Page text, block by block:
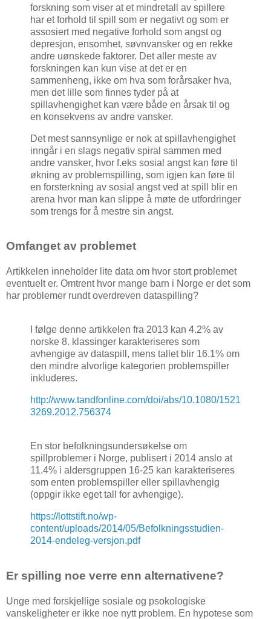
forskning som viser at et mindretall av spillere
har et forhold til spill som er negativt og som er
assosiert med negative forhold som angst og
depresjon, ensomhet, søvnvansker og en rekke
andre uønskede faktorer. Det aller meste av
forskningen kan kun vise at det er en
sammenheng, ikke om hva som forårsaker hva,
men det lille som finnes tyder på at
spillavhengighet kan være både en årsak til og
en konsekvens av andre vansker.
Det mest sannsynlige er nok at spillavhengighet
inngår i en slags negativ spiral sammen med
andre vansker, hvor f.eks sosial angst kan føre til
økning av problemspilling, som igjen kan føre til
en forsterkning av sosial angst ved at spill blir en
arena hvor man kan slippe å møte de utfordringer
som trengs for å mestre sin angst.
Omfanget av problemet
Artikkelen inneholder lite data om hvor stort problemet
eventuelt er. Omtrent hvor mange barn i Norge er det som
har problemer rundt overdreven dataspilling?
I følge denne artikkelen fra 2013 kan 4.2% av
norske 8. klassinger karakteriseres som
avhengige av dataspill, mens tallet blir 16.1% om
den mindre alvorlige kategorien problemspiller
inkluderes.
http://www.tandfonline.com/doi/abs/10.1080/1521
3269.2012.756374
En stor befolkningsundersøkelse om
spillproblemer i Norge, publisert i 2014 anslo at
11.4% i aldersgruppen 16-25 kan karakteriseres
som enten problemspiller eller spillavhengig
(oppgir ikke eget tall for avhengige).
https://lottstift.no/wp-
content/uploads/2014/05/Befolkningsstudien-
2014-endeleg-versjon.pdf
Er spilling noe verre enn alternativene?
Unge med forskjellige sosiale og psokologiske
vanskeligheter er ikke noe nytt problem. En hypotese som